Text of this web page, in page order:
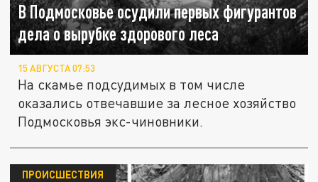
В Подмосковье осудили первых фигурантов
дела о вырубке здорового леса
15 АВГУСТА 07:53
На скамье подсудимых в том числе
оказались отвечавшие за лесное хозяйство
Подмосковья экс-чиновники.
ПРОИСШЕСТВИЯ